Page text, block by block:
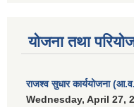
योजना तथा
राजश्व सुधार कार्ययोजना
Wednesday, April 27,